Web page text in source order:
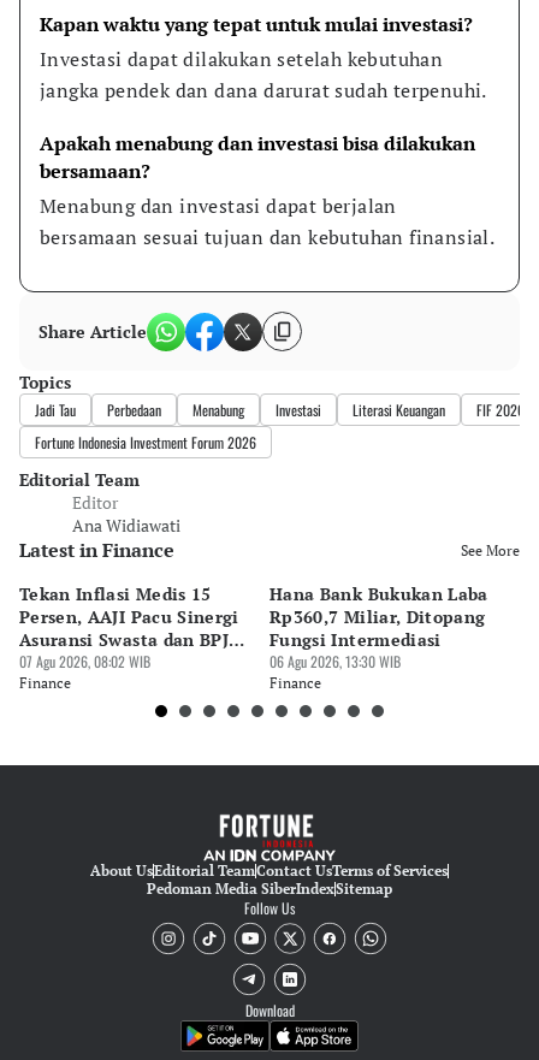
Kapan waktu yang tepat untuk mulai investasi?
Investasi dapat dilakukan setelah kebutuhan
jangka pendek dan dana darurat sudah terpenuhi.
Apakah menabung dan investasi bisa dilakukan
bersamaan?
Menabung dan investasi dapat berjalan
bersamaan sesuai tujuan dan kebutuhan finansial.
Share Article
Topics
Jadi Tau Perbedaan Menabung Investasi Literasi Keuangan
FIF 2026
Fortune Indonesia Investment Forum 2026
Editorial Team
Editor
Ana Widiawati
Latest in Finance See More
Tekan Inflasi Medis 15
Persen, AAJI Pacu Sinergi
Asuransi Swasta dan BPJS
Kesehatan
07 Agu 2026, 08:02 WIB
Finance
Hana Bank Bukukan Laba
Rp360,7 Miliar, Ditopang
Fungsi Intermediasi
06 Agu 2026, 13:30 WIB
Finance
About UsEditorial TeamContact UsTerms of Services
Pedoman Media SiberIndexSitemap
Follow Us
Download